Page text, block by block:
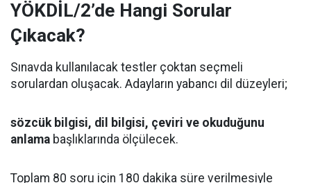
YÖKDİL/2’de Hangi Sorular
Çıkacak?
Sınavda kullanılacak testler çoktan seçmeli
sorulardan oluşacak. Adayların yabancı dil düzeyleri;
sözcük bilgisi, dil bilgisi, çeviri ve okuduğunu
anlama başlıklarında ölçülecek.
Toplam 80 soru için 180 dakika süre verilmesiyle